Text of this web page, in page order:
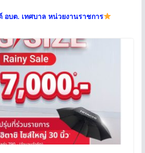
อบต. เทศบาล หน่วยงานราชการ